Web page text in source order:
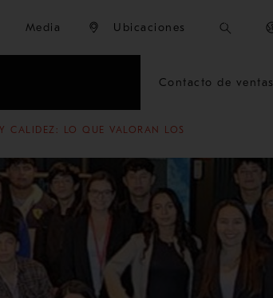
Media Ubicaciones
Contacto de ventas
CALIDEZ: LO QUE VALORAN LOS